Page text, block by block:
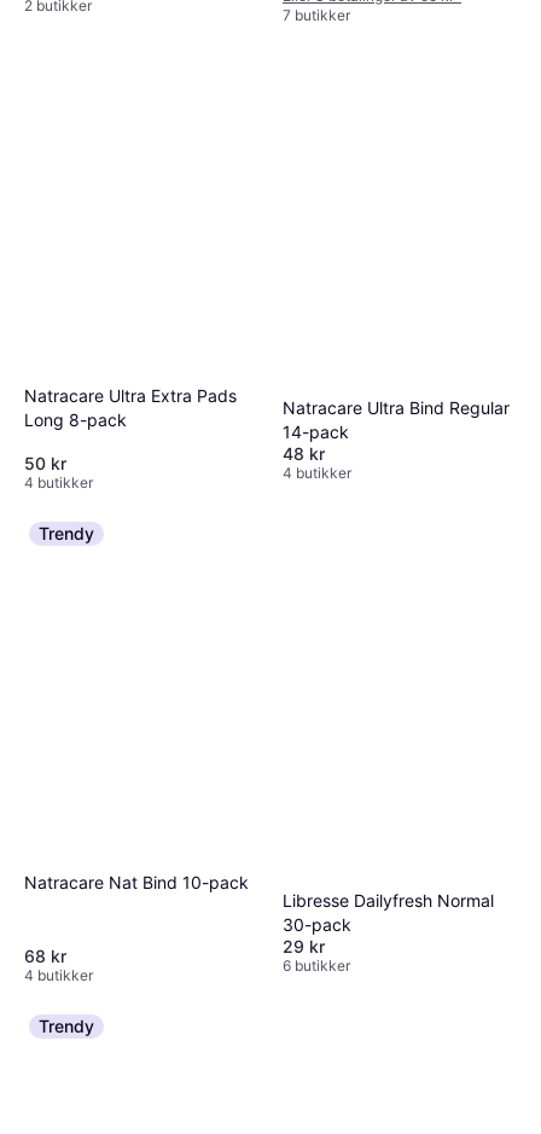
2 butikker
7 butikker
Natracare Ultra Extra Pads
Long 8-pack
50 kr
4 butikker
Natracare Ultra Bind Regular
14-pack
48 kr
4 butikker
Trendy
Natracare Nat Bind 10-pack
68 kr
4 butikker
Libresse Dailyfresh Normal
30-pack
29 kr
6 butikker
Trendy